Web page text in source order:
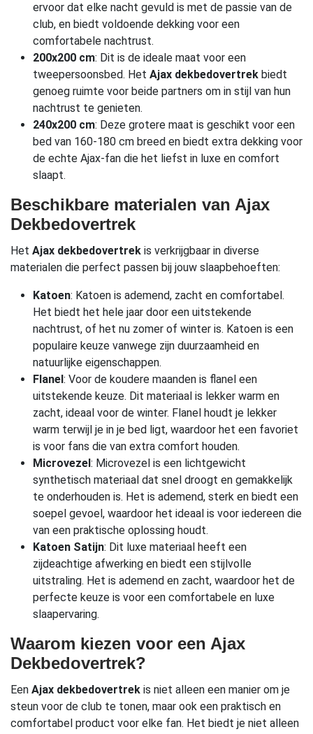
ervoor dat elke nacht gevuld is met de passie van de
club, en biedt voldoende dekking voor een
comfortabele nachtrust.
200x200 cm: Dit is de ideale maat voor een
tweepersoonsbed. Het Ajax dekbedovertrek biedt
genoeg ruimte voor beide partners om in stijl van hun
nachtrust te genieten.
240x200 cm: Deze grotere maat is geschikt voor een
bed van 160-180 cm breed en biedt extra dekking voor
de echte Ajax-fan die het liefst in luxe en comfort
slaapt.
Beschikbare materialen van Ajax
Dekbedovertrek
Het Ajax dekbedovertrek is verkrijgbaar in diverse
materialen die perfect passen bij jouw slaapbehoeften:
Katoen: Katoen is ademend, zacht en comfortabel.
Het biedt het hele jaar door een uitstekende
nachtrust, of het nu zomer of winter is. Katoen is een
populaire keuze vanwege zijn duurzaamheid en
natuurlijke eigenschappen.
Flanel : Voor de koudere maanden is flanel een
uitstekende keuze. Dit materiaal is lekker warm en
zacht, ideaal voor de winter. Flanel houdt je lekker
warm terwijl je in je bed ligt, waardoor het een favoriet
is voor fans die van extra comfort houden.
Microvezel : Microvezel is een lichtgewicht
synthetisch materiaal dat snel droogt en gemakkelijk
te onderhouden is. Het is ademend, sterk en biedt een
soepel gevoel, waardoor het ideaal is voor iedereen die
van een praktische oplossing houdt.
Katoen Satijn: Dit luxe materiaal heeft een
zijdeachtige afwerking en biedt een stijlvolle
uitstraling. Het is ademend en zacht, waardoor het de
perfecte keuze is voor een comfortabele en luxe
slaapervaring.
Waarom kiezen voor een Ajax
Dekbedovertrek?
Een Ajax dekbedovertrek is niet alleen een manier om je
steun voor de club te tonen, maar ook een praktisch en
comfortabel product voor elke fan. Het biedt je niet alleen